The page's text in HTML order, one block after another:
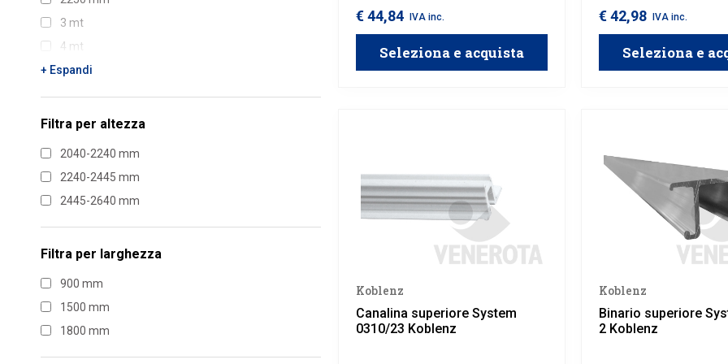
3 mt
4 mt
6 mt
+ Espandi
Filtra per altezza
2040-2240 mm
2240-2445 mm
2445-2640 mm
Filtra per larghezza
900 mm
1500 mm
1800 mm
€ 44,84 IVA inc.
Seleziona e acquista
e canalina inferiore 0350/
€ 42,98 IVA inc.
Seleziona e
Koblenz
Canalina superiore System
0310/23 Koblenz
Koblenz
Binario superiore
2 Koblenz